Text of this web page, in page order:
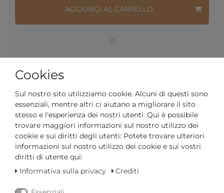
AGGIUNGI AL CARRELLO
o
* incl. IVA più Spese di spedizione
MEHR VON MASERATI
da 59,00 € *
MASERATI CERAMIC
Cookies
Sul nostro sito utilizziamo cookie. Alcuni di questi sono
essenziali, mentre altri ci aiutano a migliorare il sito
stesso e l'esperienza dei nostri utenti. Qui è possibile
trovare maggiori informazioni sul nostro utilizzo dei
cookie e sui diritti degli utenti: Potete trovare ulteriori
informazioni sul nostro utilizzo dei cookie e sui vostri
diritti di utente qui:
Informativa sulla privacy
Crediti